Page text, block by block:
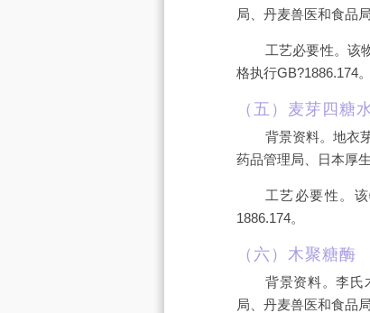
局、丹麦兽医和食品
工艺必要性。该
格执行GB?1886.174。
（五）麦芽四糖
背景资料。地衣
药品管理局、日本厚
工艺必要性。
1886.174。
（六）木聚糖酶
背景资料。李氏
局、丹麦兽医和食品